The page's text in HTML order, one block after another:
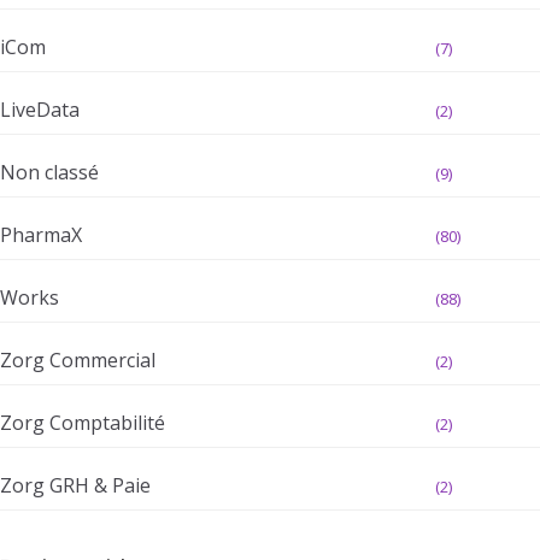
iCom (7)
LiveData (2)
Non classé (9)
PharmaX (80)
Works (88)
Zorg Commercial (2)
Zorg Comptabilité (2)
Zorg GRH & Paie (2)